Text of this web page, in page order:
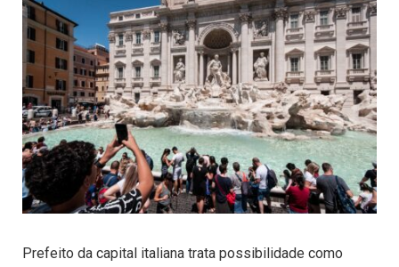
Prefeito da capital italiana trata possibilidade como